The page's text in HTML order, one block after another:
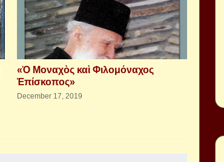
«Ὁ Μοναχὸς καὶ Φιλομόναχος
Ἐπίσκοπος»
December 17, 2019